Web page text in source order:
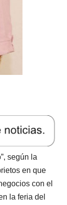
según la
en que
con el
la feria del